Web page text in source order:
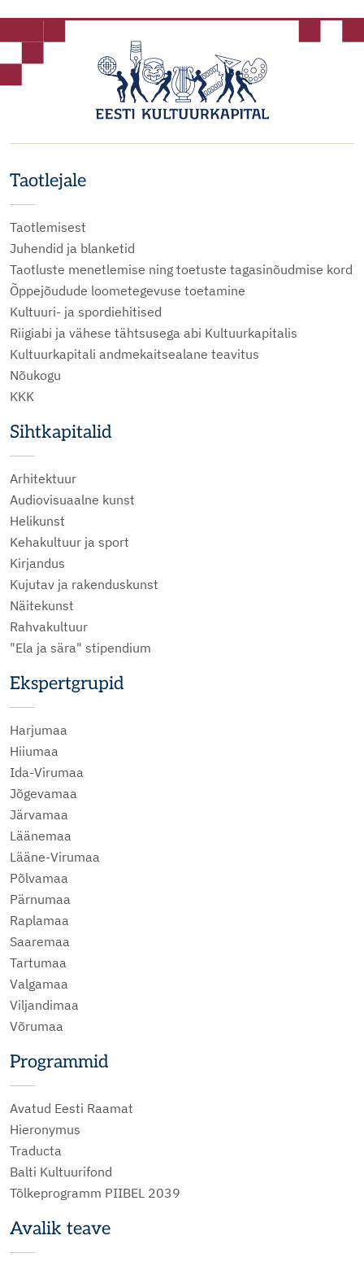
Taotlejale
Taotlemisest
Juhendid ja blanketid
Taotluste menetlemise ning toetuste tagasinõudmise kord
Õppejõudude loometegevuse toetamine
Kultuuri- ja spordiehitised
Riigiabi ja vähese tähtsusega abi Kultuurkapitalis
Kultuurkapitali andmekaitsealane teavitus
Nõukogu
KKK
Sihtkapitalid
Arhitektuur
Audiovisuaalne kunst
Helikunst
Kehakultuur ja sport
Kirjandus
Kujutav ja rakenduskunst
Näitekunst
Rahvakultuur
"Ela ja sära" stipendium
Ekspertgrupid
Harjumaa
Hiiumaa
Ida-Virumaa
Jõgevamaa
Järvamaa
Läänemaa
Lääne-Virumaa
Põlvamaa
Pärnumaa
Raplamaa
Saaremaa
Tartumaa
Valgamaa
Viljandimaa
Võrumaa
Programmid
Avatud Eesti Raamat
Hieronymus
Traducta
Balti Kultuurifond
Tõlkeprogramm PIIBEL 2039
Avalik teave